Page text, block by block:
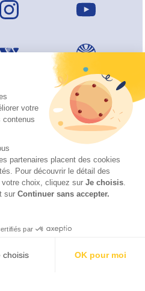
votre
contenus
partenaires placent des cookies
Pour découvrir le détail des
choix, cliquez sur Je choisis
sur Continuer sans accepter.
par
choisis OK pour moi
données personnelles